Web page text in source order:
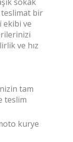
teslimat bir
ekibi ve
ve hız
tam
teslim
kurye